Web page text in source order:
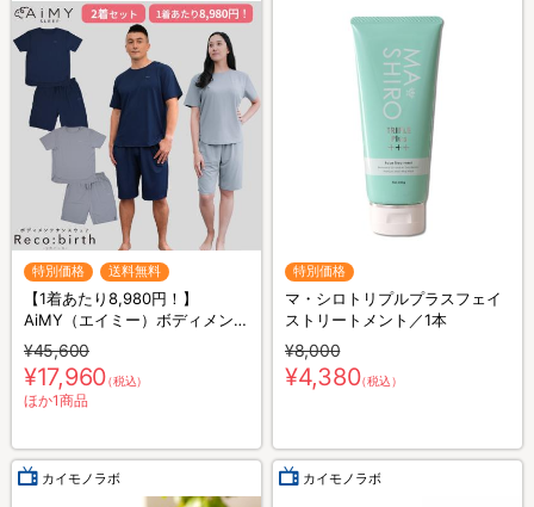
特別価格 送料無料
【1着あたり8,980円！】
AiMY（エイミー）ボディメンテ
ナンスウェア リカバース／半袖
半ズボン／2着セット／上下セ
ット／リカバリーウェア
¥45,600
¥17,960（税込）
ほか1商品
特別価格
マ・シロトリプルプラスフェイ
ストリートメント／1本
¥8,000
¥4,380（税込）
カイモノラボ カイモノラボ